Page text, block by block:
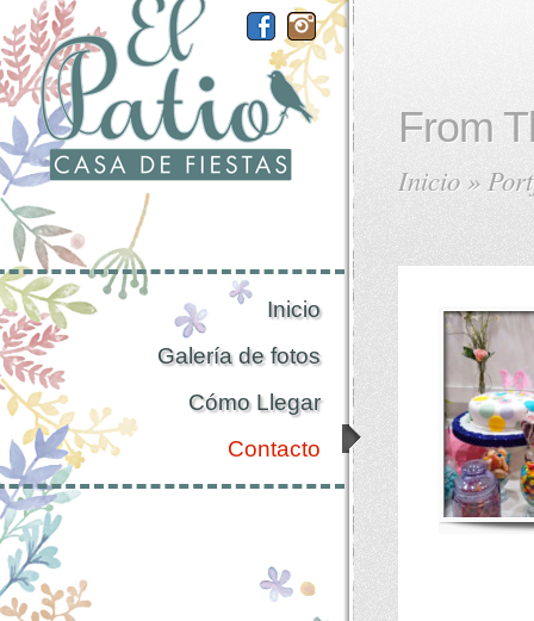
Inicio
Galería de fotos
Cómo Llegar
Contacto
From
Inicio »